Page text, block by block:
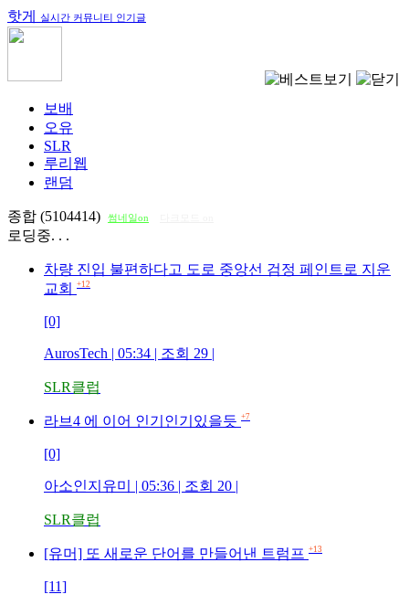
핫게 실시간 커뮤니티 인기글
보배
오유
SLR
루리웹
랜덤
종합 (5104414) 썸네일on
로딩중. . .
차량 진입 불편하다고 도로 중앙선 검정 페인트로 지운
교회
+12
[0]
AurosTech | 05:34 | 조회 29 |
SLR클럽
라브4 에 이어 인기인기있을듯 +7
[0]
아소인지유미 | 05:36 | 조회 20 |
SLR클럽
[유머] 또 새로운 단어를 만들어낸 트럼프 +13
[11]